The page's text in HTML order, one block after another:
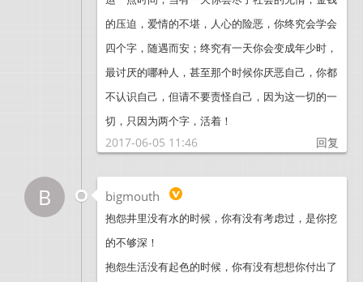
的压迫，爱情的不堪，人心的险恶，你终究会学会
四个字，随遇而安；终究有一天你会变成年少时，
最讨厌的哪种人，甚至那个时候你厌恶自己，你都
不认识自己，但请不要责怪自己，因为这一切的一
切，只因为两个字，活着！
2017-06-05 11:46 回复
B bigmouth
抱怨井里没有水的时候，你有没有考虑过，是你挖
的不够深！
抱怨生活没有起色的时候，你有没有想想你付出了